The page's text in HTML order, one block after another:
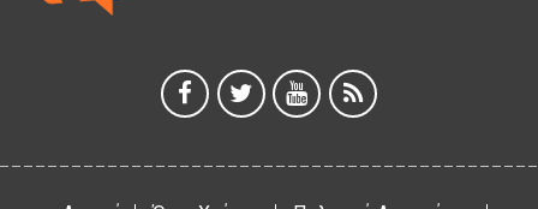
3 Αυγούστου 2026